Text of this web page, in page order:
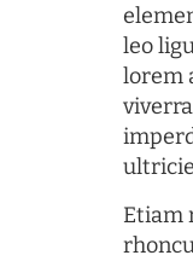
leo
lorem
Etiam